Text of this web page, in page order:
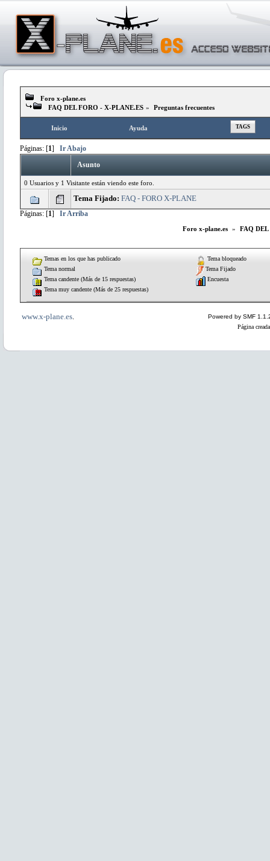
Foro x-plane.es
FAQ DEL FORO - X-PLANE.ES » Preguntas frecuentes
Inicio Ayuda TAGS
Páginas: [1] Ir Abajo
Asunto
0 Usuarios y 1 Visitante están viendo este foro.
Tema Fijado: FAQ - FORO X-PLANE
Páginas: [1] Ir Arriba
Foro x-plane.es » FAQ DEL
Temas en los que has publicado
Tema normal
Tema candente (Más de 15 respuestas)
Tema muy candente (Más de 25 respuestas)
Tema bloqueado
Tema Fijado
Encuesta
www.x-plane.es
Powered by SMF
Página